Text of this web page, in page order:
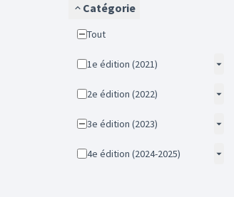
Catégorie
Tout
1e édition (2021)
2e édition (2022)
3e édition (2023)
4e édition (2024-2025)